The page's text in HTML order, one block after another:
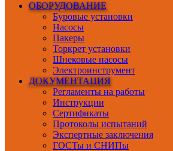
ОБОРУДОВАНИЕ
Буровые установки
Насосы
Пакеры
Торкрет установки
Шнековые насосы
Электроинструмент
ДОКУМЕНТАЦИЯ
Регламенты на работы
Инструкции
Сертификаты
Протоколы испытаний
Экспертные заключения
ГОСТы и СНИПы